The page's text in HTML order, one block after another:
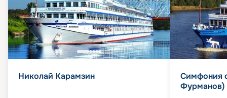
Николай Карамзин
Симфония
Фурманов)